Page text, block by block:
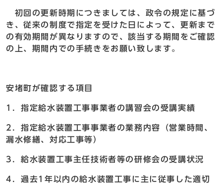
初回の更新時期につきましては、政令の規定に基づ
き、従来の制度で指定を受けた日によって、更新まで
の有効期間が異なりますので、該当する期間をご確認
の上、期間内での手続きをお願い致します。
安堵町が確認する項目
1．指定給水装置工事事業者の講習会の受講実績
2．指定給水装置工事事業者の業務内容（営業時間、
漏水修繕、対応工事等）
3．給水装置工事主任技術者等の研修会の受講状況
4．過去1年以内の給水装置工事に主に従事した適切